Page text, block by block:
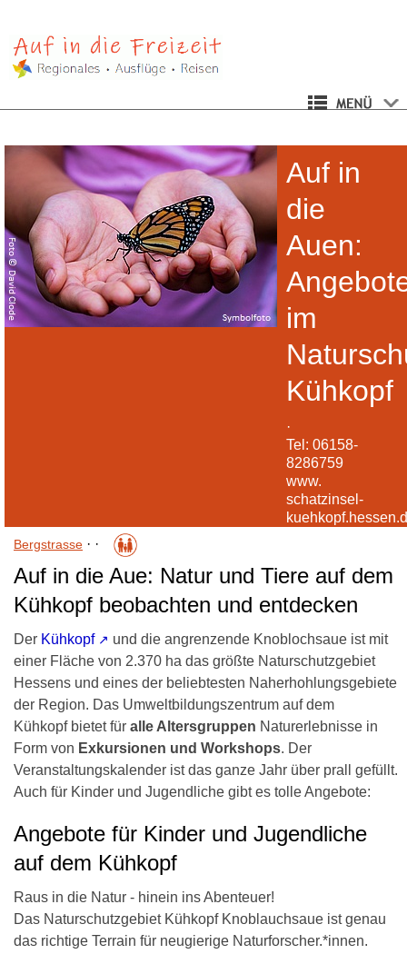
Auf in
die
Auen:
im
Kühkopf
·
Tel: 06158-
8286759
www.
schatzinsel-
Bergstrasse · ·
Auf in die Aue: Natur und Tiere auf dem
Kühkopf beobachten und entdecken
Der Kühkopf
und die angrenzende Knoblochsaue ist mit
einer Fläche von 2.370 ha das größte Naturschutzgebiet
Hessens und eines der beliebtesten Naherhohlungsgebiete
der Region. Das Umweltbildungszentrum auf dem
Kühkopf bietet für alle Altersgruppen Naturerlebnisse in
Form von Exkursionen und Workshops. Der
Veranstaltungskalender ist das ganze Jahr über prall gefüllt.
Auch für Kinder und Jugendliche gibt es tolle Angebote:
Angebote für Kinder und Jugendliche
auf dem Kühkopf
Raus in die Natur - hinein ins Abenteuer!
Das Naturschutzgebiet Kühkopf Knoblauchsaue ist genau
das richtige Terrain für neugierige Naturforscher.*innen.